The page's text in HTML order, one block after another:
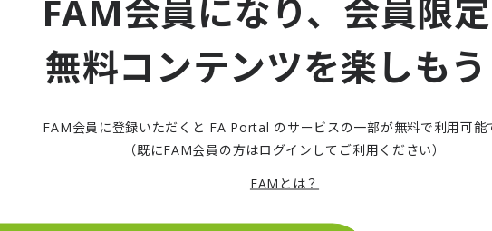
特定最低賃金は関係する労使の申し出を受け、最低賃金審議会でその地域の最低賃
1000円となっている。全国で、特定最低賃
FAM会員になり、会員限
無料コンテンツを楽しもう
FAM会員に登録いただくと FA Portal のサービスの一部が無料で利用可能
（既にFAM会員の方はログインしてご利用ください）
FAMとは？